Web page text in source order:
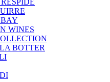
WINES
BOTTER